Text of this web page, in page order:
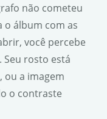
não cometeu
o álbum com as
você percebe
. Seu rosto está
ou a imagem
o contraste